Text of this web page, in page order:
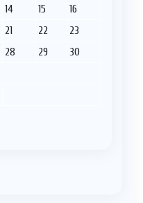
14 15
16
21 22
23
28 29
30